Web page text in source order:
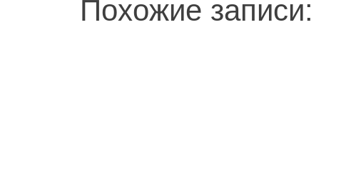
Похожие записи: